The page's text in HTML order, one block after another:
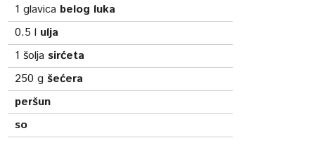
1 glavica belog luka
0.5 l ulja
1 šoljasirćeta
250 gšećera
peršun
so